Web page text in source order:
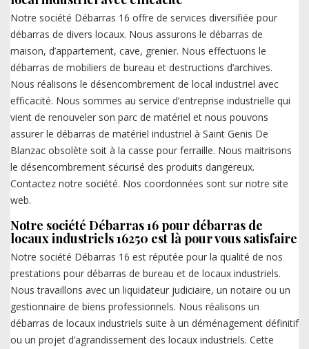
Notre société Débarras 16 offre de services diversifiée pour
débarras de divers locaux. Nous assurons le débarras de
maison, d’appartement, cave, grenier. Nous effectuons le
débarras de mobiliers de bureau et destructions d’archives.
Nous réalisons le désencombrement de local industriel avec
efficacité. Nous sommes au service d’entreprise industrielle qui
vient de renouveler son parc de matériel et nous pouvons
assurer le débarras de matériel industriel à Saint Genis De
Blanzac obsolète soit à la casse pour ferraille. Nous maitrisons
le désencombrement sécurisé des produits dangereux.
Contactez notre société. Nos coordonnées sont sur notre site
web.
Notre société Débarras 16 pour débarras de
locaux industriels 16250 est là pour vous satisfaire
Notre société Débarras 16 est réputée pour la qualité de nos
prestations pour débarras de bureau et de locaux industriels.
Nous travaillons avec un liquidateur judiciaire, un notaire ou un
gestionnaire de biens professionnels. Nous réalisons un
débarras de locaux industriels suite à un déménagement définitif
ou un projet d’agrandissement des locaux industriels. Cette